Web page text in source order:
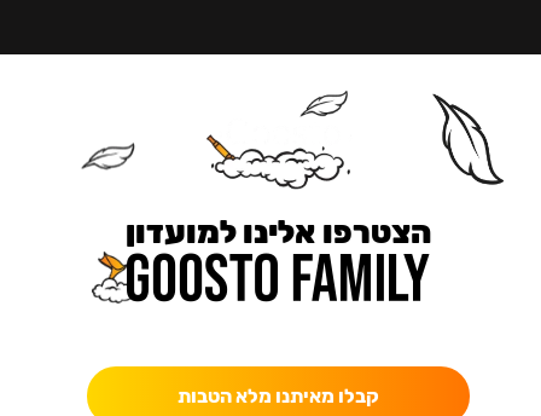
הצטרפו אלינו למועדון
קבלו מאיתנו מלא הטבות